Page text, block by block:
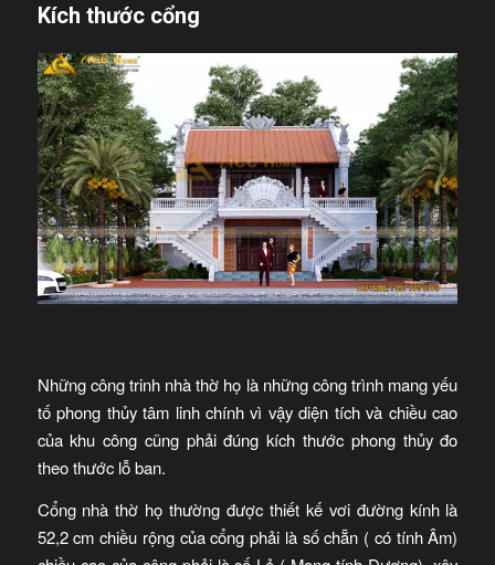
Kích thước cổng
Những công trinh nhà thờ họ là những công trình mang yếu
tố phong thủy tâm linh chính vì vậy diện tích và chiều cao
của khu công cũng phải đúng kích thước phong thủy đo
theo thước lỗ ban.
Cổng nhà thờ họ thường được thiết kế vơi đường kính là
52,2 cm chiều rộng của cổng phải là số chẵn ( có tính Âm)